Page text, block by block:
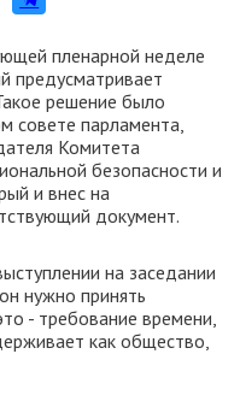
пленарной неделе
предусматривает
решение было
совете парламента,
Комитета
безопасности и
и внес на
документ.
на заседании
нужно принять
- требование времени,
как общество,